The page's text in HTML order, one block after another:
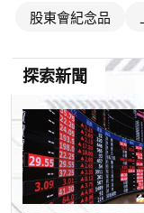
股東會紀念品
探索新聞